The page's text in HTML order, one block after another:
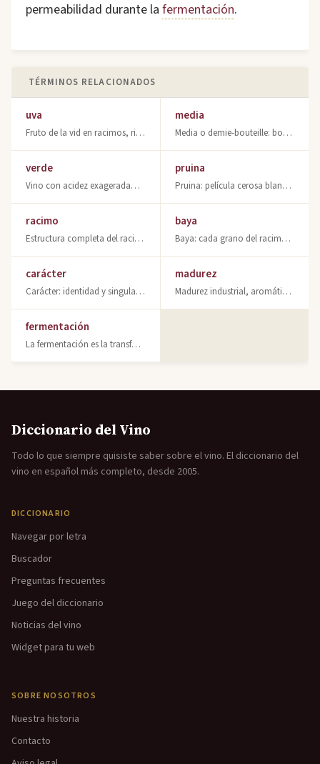
permeabilidad durante la fermentación.
TÉRMINOS RELACIONADOS
uva
Fruto de la vid en racimos, rico en azúcares. Base de la fermentación y elaborac
media
Media o demie-bouteille: botella de vino de 35-37 cl. Formatos y usos del envase
verde
Vino con acidez exageradamente destacada. Característico de uvas inmaduras. Desc
pruina
Pruina: película cerosa blanquecina que recubre las uvas. Función protectora, mi
racimo
Estructura completa del racimo de uva: raspón, bayas, hollejo y pulpa. Composici
baya
Baya: cada grano del racimo de vid. Unidad básica de la uva con pepitas y zumo.
carácter
Carácter: identidad y singularidad del vino. Rasgos que definen su personalidad
madurez
Madurez industrial, aromática y fenólica: claves para determinar el momento ópti
fermentación
La fermentación es la transformación de azúcares en alcohol por levaduras. Base
Diccionario del Vino
Todo lo que siempre quisiste saber sobre el vino. El diccionario del
vino en español más completo, desde 2005.
DICCIONARIO
Navegar por letra
Buscador
Preguntas frecuentes
Juego del diccionario
Noticias del vino
Widget para tu web
SOBRE NOSOTROS
Nuestra historia
Contacto